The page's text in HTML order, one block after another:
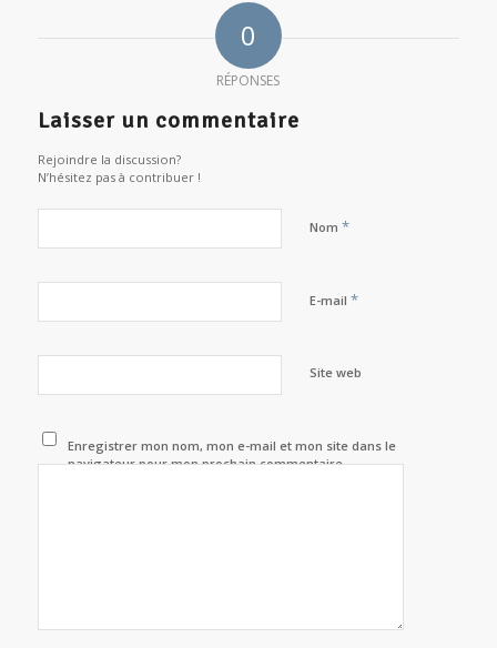
0
RÉPONSES
Laisser un commentaire
Rejoindre la discussion?
N’hésitez pas à contribuer !
Nom *
E-mail *
Site web
Enregistrer mon nom, mon e-mail et mon site dans le
navigateur pour mon prochain commentaire.